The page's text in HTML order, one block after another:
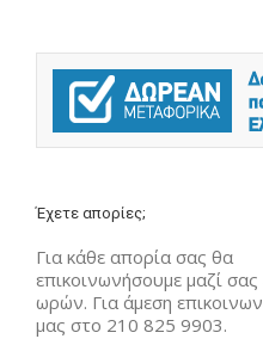
Έχετε απορίες;
Για κάθε απορία σας θα
επικοινωνήσουμε μαζί
ωρών. Για άμεση
μας στο 210 825 9903.